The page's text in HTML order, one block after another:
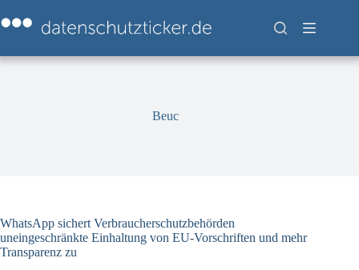
Inhalt
springen
Beuc
WhatsApp sichert Verbraucherschutzbehörden
uneingeschränkte Einhaltung von EU-Vorschriften und mehr
Transparenz zu